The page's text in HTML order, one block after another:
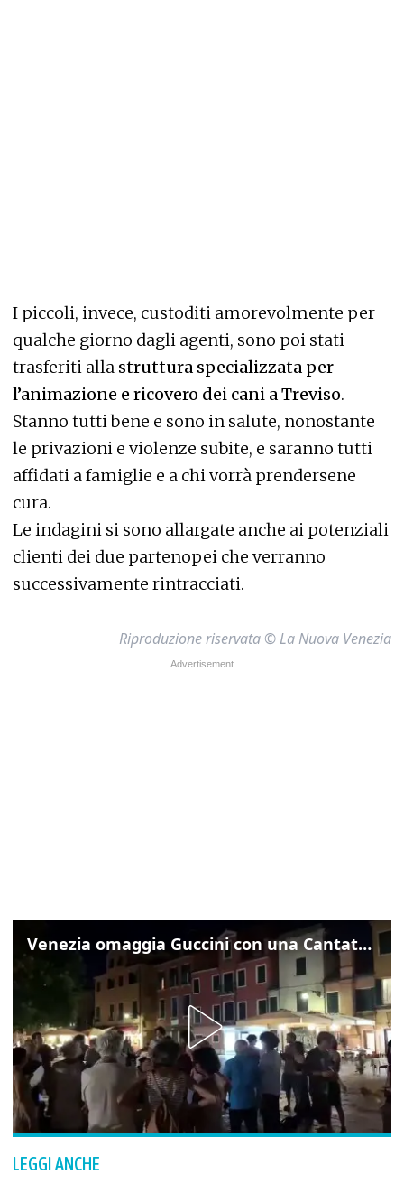
I piccoli, invece, custoditi amorevolmente per
qualche giorno dagli agenti, sono poi stati
trasferiti alla struttura specializzata per
l’animazione e ricovero dei cani a Treviso.
Stanno tutti bene e sono in salute, nonostante
le privazioni e violenze subite, e saranno tutti
affidati a famiglie e a chi vorrà prendersene
cura.
Le indagini si sono allargate anche ai potenziali
clienti dei due partenopei che verranno
successivamente rintracciati.
Riproduzione riservata © La Nuova Venezia
Venezia omaggia Guccini con una Cantata Anarchica in campo Santa Margherita
LEGGI ANCHE